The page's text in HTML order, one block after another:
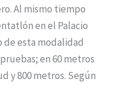
Al mismo tiempo
en el Palacio
de esta modalidad
en 60 metros
y 800 metros. Según